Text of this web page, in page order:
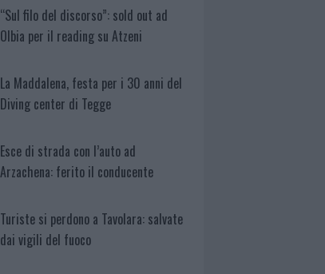
“Sul filo del discorso”: sold out ad
Olbia per il reading su Atzeni
La Maddalena, festa per i 30 anni del
Diving center di Tegge
Esce di strada con l’auto ad
Arzachena: ferito il conducente
Turiste si perdono a Tavolara: salvate
dai vigili del fuoco